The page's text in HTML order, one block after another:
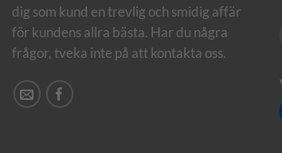
dig som kund en trevlig och smidig affär
för kundens allra bästa. Har du några
frågor, tveka inte på att kontakta oss.